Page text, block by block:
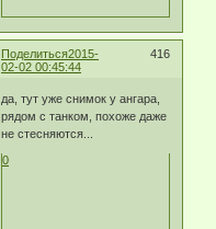
Поделиться 416
2015-
02-02 00:45:44
да, тут уже снимок у ангара,
рядом с танком, похоже даже
не стесняются...
0